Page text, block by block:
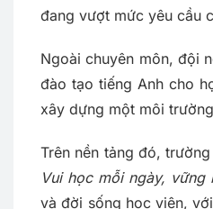
đang vượt mức yêu cầu
Ngoài chuyên môn, đội
đào tạo tiếng Anh cho
xây dựng một môi
Trên nền tảng đó,
Vui học mỗi ngày, vững
và đời sống học viên,